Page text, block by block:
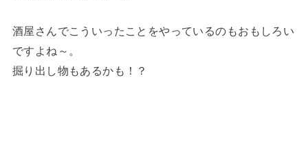
酒屋さんでこういったことをやっているのもおもしろい
ですよね～。
掘り出し物もあるかも！？